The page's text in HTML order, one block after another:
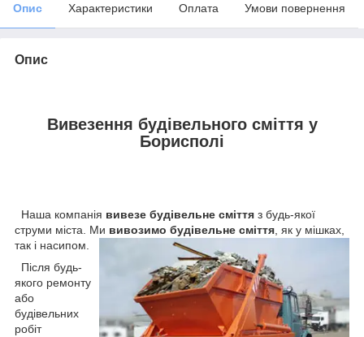
Опис Характеристики Оплата Умови повернення
Опис
Вивезення будівельного сміття у
Борисполі
Наша компанія вивезе будівельне сміття з будь-якої
струми міста. Ми вивозимо будівельне сміття , як у мішках,
так і насипом.
Після будь-
якого ремонту
або
будівельних
робіт